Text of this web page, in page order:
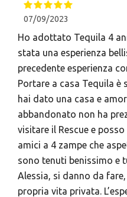
07/09/2023
Ho adottato Tequila 4
stata una esperienza
precedente esperienza
Portare a casa Tequila
hai dato una casa e
abbandonato non ha
visitare il Rescue e
amici a 4 zampe che
sono tenuti benissimo e
Alessia, si danno da
propria vita privata.